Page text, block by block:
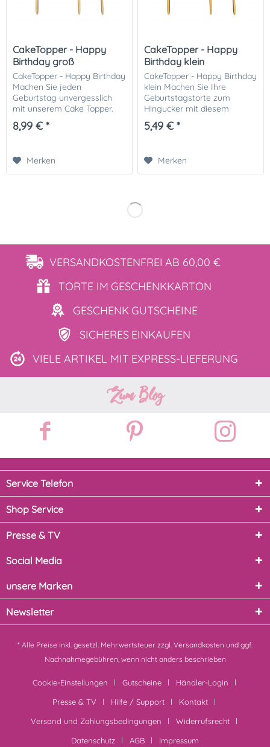
CakeTopper - Happy
Birthday groß
CakeTopper - Happy Birthday
Machen Sie jeden
Geburtstag unvergesslich
mit unserem Cake Topper.
Der Schriftzug 'Happy
Birthday' aus Holz eignet
empfehlen...
8,99 € *
Merken
CakeTopper - Happy
Birthday klein
CakeTopper - Happy Birthday
klein Machen Sie Ihre
Geburtstagstorte zum
Hingucker mit diesem
kleinen Happy Birthday Cake
Topper aus Holz. Der
5,49 € *
Merken
VERSANDKOSTENFREI AB 60,00 €
TORTE IM GESCHENKKARTON
GESCHENK GUTSCHEINE
SICHERES EINKAUFEN
VIELE ARTIKEL MIT EXPRESS-LIEFERUNG
Zum Blog
Service Telefon
Shop Service
Presse & TV
Social Media
unsere Marken
Newsletter
* Alle Preise inkl. gesetzl. Mehrwertsteuer zzgl. Versandkosten und ggf.
Nachnahmegebühren, wenn nicht anders beschrieben
Cookie-Einstellungen Gutscheine
Händler-Login
Presse & TV
Hilfe / Support
Kontakt
Versand und Zahlungsbedingungen
Widerrufsrecht
Datenschutz
AGB Impressum